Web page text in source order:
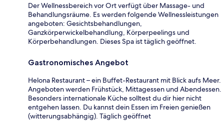
Der Wellnessbereich vor Ort verfügt über Massage- und
Behandlungsräume. Es werden folgende Wellnessleistungen
angeboten: Gesichtsbehandlungen,
Ganzkörperwickelbehandlung, Körperpeelings und
Körperbehandlungen. Dieses Spa ist täglich geöffnet.
Gastronomisches Angebot
Helona Restaurant – ein Buffet-Restaurant mit Blick aufs Meer.
Angeboten werden Frühstück, Mittagessen und Abendessen.
Besonders internationale Küche solltest du dir hier nicht
entgehen lassen. Du kannst dein Essen im Freien genießen
(witterungsabhängig). Täglich geöffnet